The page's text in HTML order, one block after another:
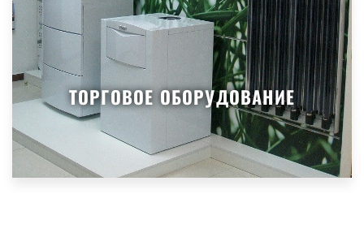
ТОРГОВОЕ ОБОРУДОВАНИЕ